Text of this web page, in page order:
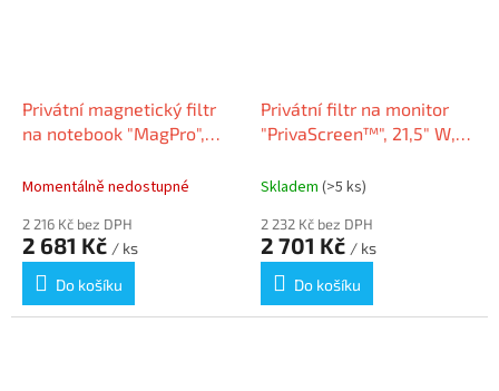
Privátní magnetický filtr
na notebook "MagPro",
odnímatelný, 16:9,
Momentálně nedostupné
2 216 Kč bez DPH
2 681 Kč / ks
Do košíku
Privátní filtr na monitor
"PrivaScreen™", 21,5" W,
Skladem (>5 ks)
2 232 Kč bez DPH
2 701 Kč / ks
Do košíku